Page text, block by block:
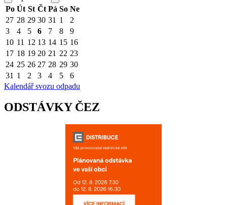
Po Út St Čt Pá So Ne
27 28 29 30 31 1
2
3
4 5 6 7 8
9
10 11 12 13 14 15 16
17 18 19 20 21 22 23
24 25 26 27 28 29 30
31 1 2 3 4 5
6
Kalendář svozu odpadu
ODSTÁVKY ČEZ